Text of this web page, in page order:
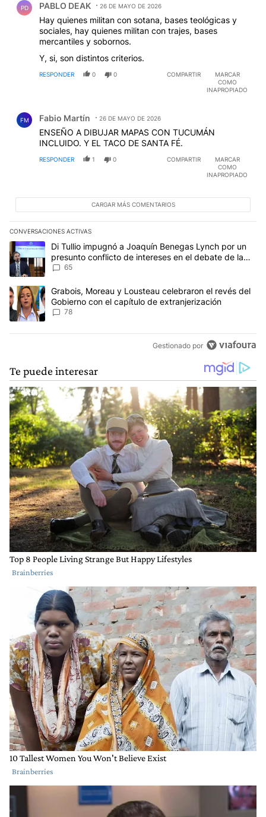
PD PABLO DEAK 26 DE MAYO DE 2026
Hay quienes militan con sotana, bases teológicas y
sociales, hay quienes militan con trajes, bases
mercantiles y sobornos.
Y, si, son distintos criterios.
RESPONDER 0 0 COMPARTIR
MARCAR
COMO
INAPROPIADO
FM Fabio Martín 26 DE MAYO DE 2026
ENSEÑO A DIBUJAR MAPAS CON TUCUMÁN
INCLUIDO. Y EL TACO DE SANTA FÉ.
RESPONDER 1 0 COMPARTIR
MARCAR
COMO
INAPROPIADO
CARGAR MÁS COMENTARIOS
CONVERSACIONES ACTIVAS
Este listado muestra los artículos con más comentarios en los
Un artículo de tendencia con el título "Di Tullio impugnó a
Di Tullio impugnó a Joaquín Benegas Lynch por un
presunto conflicto de intereses en el debate de la
Ley de Tierras
65
Un artículo de tendencia con el título "Grabois, Moreau y
Grabois, Moreau y Lousteau celebraron el revés del
Gobierno con el capítulo de extranjerización
78
Gestionado por